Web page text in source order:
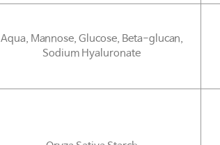
Aqua, Mannose, Glucose, Beta-glucan,
Sodium Hyaluronate